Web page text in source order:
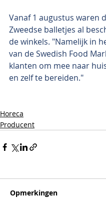
Vanaf 1 augustus waren
Zweedse balletjes al
de winkels. "Namelijk in
van de Swedish Food
klanten om mee naar
en zelf te bereiden."
Horeca
Producent
Opmerkingen